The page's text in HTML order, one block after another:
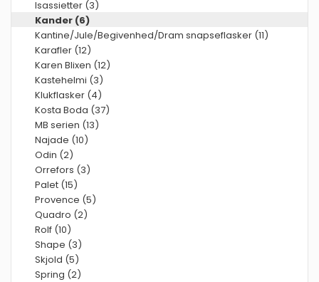
Isassietter (3)
Kander (6)
Kantine/Jule/Begivenhed/Dram snapseflasker (11)
Karafler (12)
Karen Blixen (12)
Kastehelmi (3)
Klukflasker (4)
Kosta Boda (37)
MB serien (13)
Najade (10)
Odin (2)
Orrefors (3)
Palet (15)
Provence (5)
Quadro (2)
Rolf (10)
Shape (3)
Skjold (5)
Spring (2)